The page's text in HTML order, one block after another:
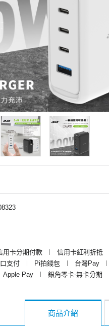
用卡分期付款 ︱ 信用卡紅利折抵
支付 ︱ Pi拍錢包 ︱ 台灣Pay ︱
Apple Pay ︱ 銀角零卡-無卡分期
商品介紹